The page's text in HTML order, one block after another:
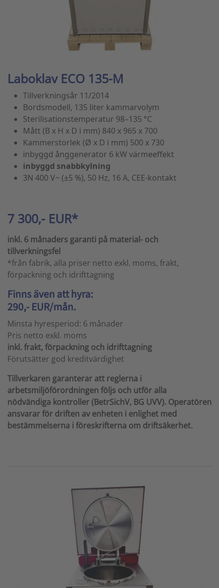
Laboklav ECO 135-M
Tillverkningsår 11/2014
Bordsmodell, 135 liter kammarvolym
Sterilisationstemperatur 98–135 °C
Mått (B x H x D i mm) 840 x 965 x 700
Kammerstorlek (Ø x D i mm) 500 x 730
inbyggd ånggenerator 6 kW värmeeffekt
inbyggd snabbkylning
3N 400 V~ (±5 %), 50 Hz, 16 A, CEE-kontakt
7 300,- EUR*
inkl. 6 månaders garanti på material- och
tillverkningsfel
*från fabrik, alla priser netto exkl. moms, frakt,
förpackning och idrifttagning
Finns även att hyra:
290,- EUR/mån.
Minsta hyresperiod: 6 månader
Pris netto exkl. moms
inkl. frakt, förpackning och idrifttagning
Förutsätter god kreditvärdighet
Tillverkaren garanterar att reglerna i
arbetsmiljöförordningen följs och utför alla
nödvändiga kontroller (BetrSichV, BG UVV). Operatören
ansvarar för driften av enheten i enlighet med
bestämmelserna i föreskrifterna om driftsäkerhet.